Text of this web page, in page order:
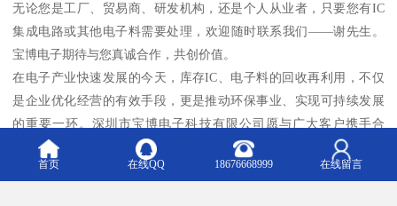
无论您是工厂、贸易商、研发机构，还是个人从业者，只要您有IC
集成电路或其他电子料需要处理，欢迎随时联系我们——谢先生。
宝博电子期待与您真诚合作，共创价值。
在电子产业快速发展的今天，库存IC、电子料的回收再利用，不仅
是企业优化经营的有效手段，更是推动环保事业、实现可持续发展
的重要一环。深圳市宝博电子科技有限公司愿与广大客户携手合
作，以专业的服务、诚信的经营、高效的效率，为您解决电子料处
理难题。
首页 在线QQ 18676668999 在线留言